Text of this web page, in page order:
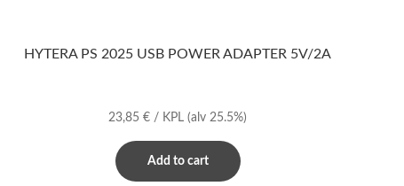
HYTERA PS 2025 USB POWER ADAPTER 5V/2A
23,85€ / KPL(alv 25.5%)
Add to cart